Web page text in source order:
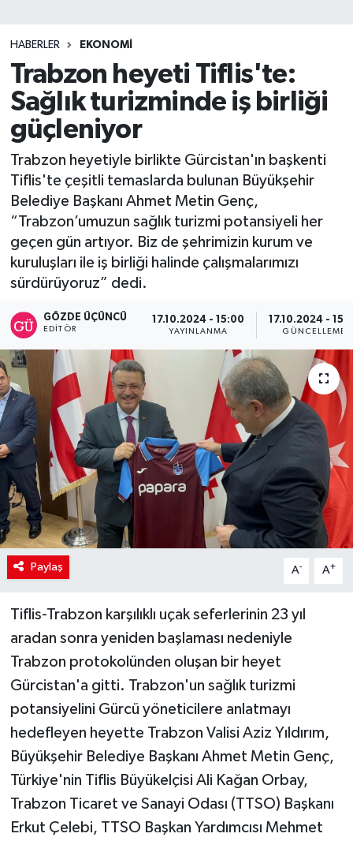
HABERLER EKONOMİ
Trabzon heyeti Tiflis'te:
Sağlık turizminde iş birliği
güçleniyor
Trabzon heyetiyle birlikte Gürcistan'ın başkenti
Tiflis'te çeşitli temaslarda bulunan Büyükşehir
Belediye Başkanı Ahmet Metin Genç,
“Trabzon’umuzun sağlık turizmi potansiyeli her
geçen gün artıyor. Biz de şehrimizin kurum ve
kuruluşları ile iş birliği halinde çalışmalarımızı
sürdürüyoruz” dedi.
GÖZDE ÜÇÜNCÜ
EDITÖR
17.10.2024 - 15:00
YAYINLANMA
17.10.2024 -
GÜNCELLEME
Paylaş A- A+
Tiflis-Trabzon karşılıklı uçak seferlerinin 23 yıl
aradan sonra yeniden başlaması nedeniyle
Trabzon protokolünden oluşan bir heyet
Gürcistan'a gitti. Trabzon'un sağlık turizmi
potansiyelini Gürcü yöneticilere anlatmayı
hedefleyen heyette Trabzon Valisi Aziz Yıldırım,
Büyükşehir Belediye Başkanı Ahmet Metin Genç,
Türkiye'nin Tiflis Büyükelçisi Ali Kağan Orbay,
Trabzon Ticaret ve Sanayi Odası (TTSO) Başkanı
Erkut Çelebi, TTSO Başkan Yardımcısı Mehmet
Teknoloji
TRABZON
Yaşam